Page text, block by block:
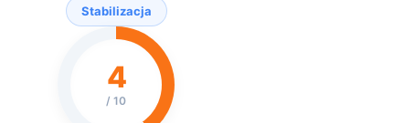
Stabilizacja
4
/ 10